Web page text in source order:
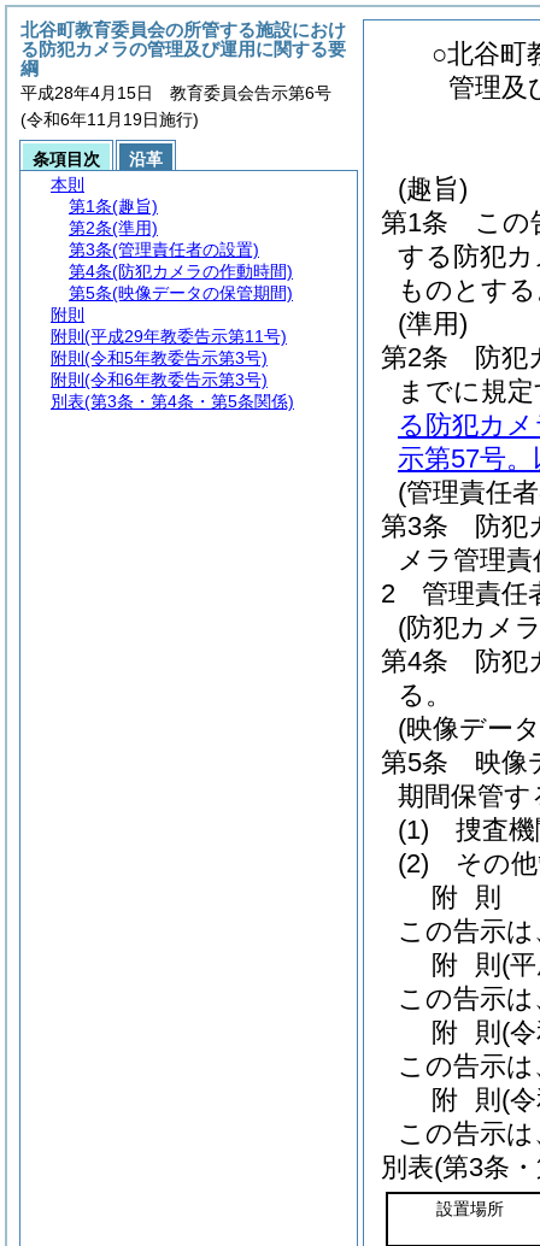
○北谷町
管理及
(趣旨)
第1条
この
する防犯
ものとす
(準用)
第2条
防犯
までに規
る防犯カ
示第57号
(管理責任
第3条
防犯
メラ管理責
2
管理責任
(防犯カメ
第4条
防犯
る。
(映像デー
第5条
映像
期間保管
(1)
捜査
(2)
その
附 則
この告示
附 則 (
この告示
附 則 (
この告示
附 則 (
この告示
別表(第3条
設置場所
北谷町教育委員会の所管する施設におけ
る防犯カメラの管理及び運用に関する要
綱
平成28年4月15日 教育委員会告示第6号
(令和6年11月19日施行)
条項目次
沿革
本則
第1条(趣旨)
第2条(準用)
第3条(管理責任者の設置)
第4条(防犯カメラの作動時間)
第5条(映像データの保管期間)
附則
附則 (平成29年教委告示第11号)
附則 (令和5年教委告示第3号)
附則 (令和6年教委告示第3号)
別表(第3条・第4条・第5条関係)